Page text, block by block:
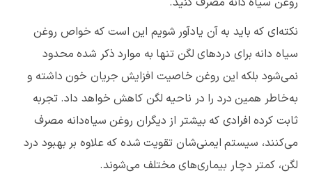
نکته‌ای که باید به آن یادآور شویم این است که خواص روغن
سیاه دانه برای دردهای لگن تنها به موارد ذکر شده محدود
نمی‌شود بلکه این روغن خاصیت افزایش جریان خون داشته و
به‌خاطر همین درد را در ناحیه لگن کاهش خواهد داد. تجربه
ثابت کرده افرادی که بیشتر از دیگران روغن سیاه‌دانه مصرف
می‌کنند، سیستم ایمنی‌شان تقویت شده که علاوه بر بهبود درد
لگن، کمتر دچار بیماری‌های مختلف می‌شوند.